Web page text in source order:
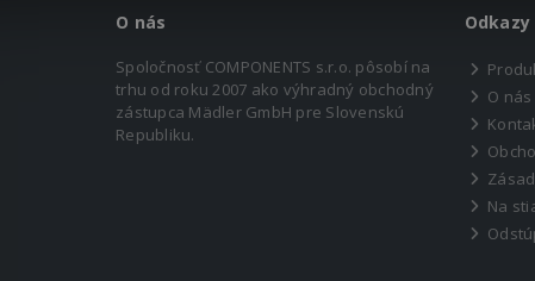
O nás
Spoločnosť COMPONENTS s.r.o. pôsobí na
trhu od roku 2007 ako výhradný obchodný
zástupca Mädler GmbH pre Slovenskú
Republiku.
Odkazy
O nás
Na